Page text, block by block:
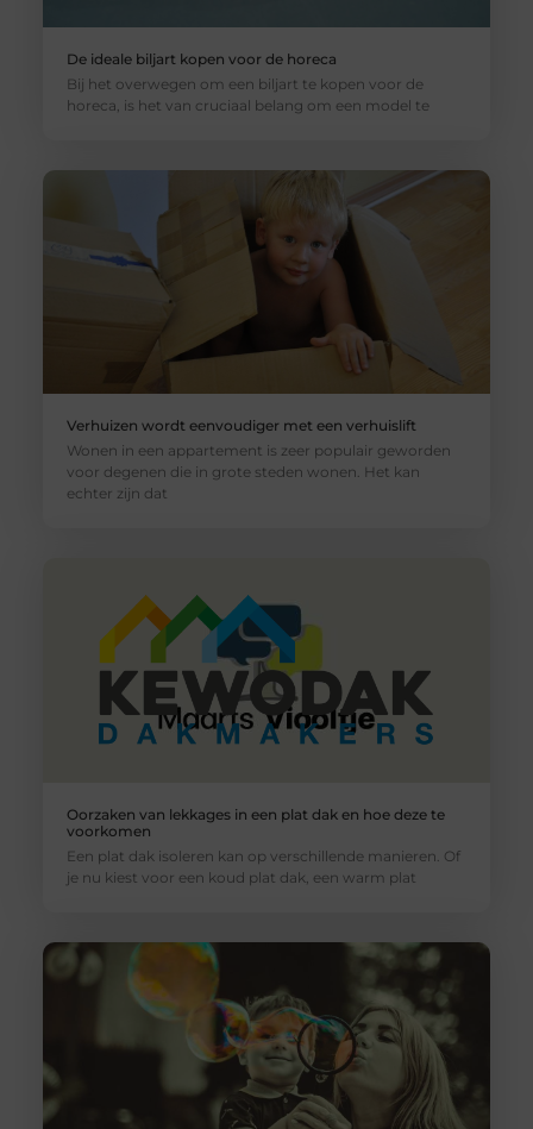
De ideale biljart kopen voor de horeca
Bij het overwegen om een biljart te kopen voor de
horeca, is het van cruciaal belang om een model te
Verhuizen wordt eenvoudiger met een verhuislift
Wonen in een appartement is zeer populair geworden
voor degenen die in grote steden wonen. Het kan
echter zijn dat
Oorzaken van lekkages in een plat dak en hoe deze te
voorkomen
Een plat dak isoleren kan op verschillende manieren. Of
je nu kiest voor een koud plat dak, een warm plat